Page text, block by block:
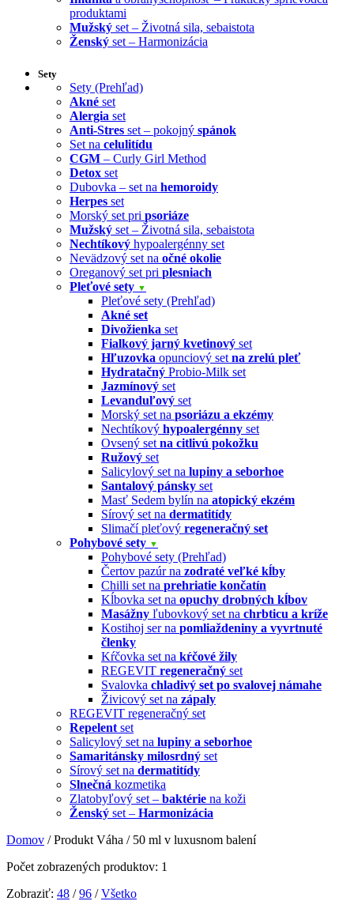
produktami
Mužský set – Životná sila, sebaistota
Ženský set – Harmonizácia
Sety
Sety (Prehľad)
Akné set
Alergia set
Anti-Stres set – pokojný spánok
Set na celulitídu
CGM – Curly Girl Method
Detox set
Dubovka – set na hemoroidy
Herpes set
Morský set pri psoriáze
Mužský set – Životná sila, sebaistota
Nechtíkový hypoalergénny set
Nevädzový set na očné okolie
Oreganový set pri plesniach
Pleťové sety ▼
Pleťové sety (Prehľad)
Akné set
Divožienka set
Fialkový jarný kvetinový set
Hľuzovka opunciový set na zrelú pleť
Hydratačný Probio-Milk set
Jazmínový set
Levanduľový set
Morský set na psoriázu a ekzémy
Nechtíkový hypoalergénny set
Ovsený set na citlivú pokožku
Ružový set
Salicylový set na lupiny a seborhoe
Santalový pánsky set
Masť Sedem bylín na atopický ekzém
Sírový set na dermatitídy
Slimačí pleťový regeneračný set
Pohybové sety ▼
Pohybové sety (Prehľad)
Čertov pazúr na zodraté veľké kĺby
Chilli set na prehriatie končatín
Kĺbovka set na opuchy drobných kĺbov
Masážny ľubovkový set na chrbticu a kríže
Kostihoj ser na pomliaždeniny a vyvrtnuté
členky
Kŕčovka set na kŕčové žily
REGEVIT regeneračný set
Svalovka chladivý set po svalovej námahe
Živicový set na zápaly
REGEVIT regeneračný set
Repelent set
Salicylový set na lupiny a seborhoe
Samaritánsky milosrdný set
Sírový set na dermatitídy
Slnečná kozmetika
Zlatobyľový set – baktérie na koži
Ženský set – Harmonizácia
Domov / Produkt Váha / 50 ml v luxusnom balení
Počet zobrazených produktov: 1
Zobraziť: 48 /96 /Všetko